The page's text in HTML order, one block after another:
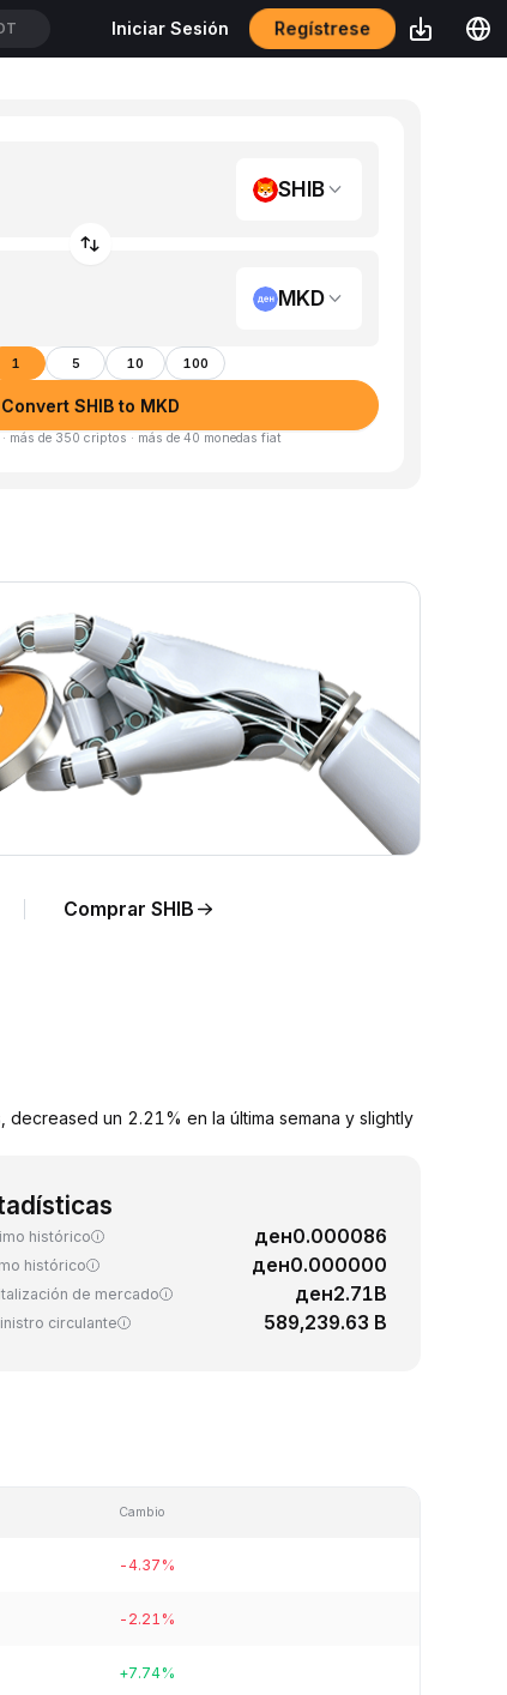
Iniciar Sesión Regístrese
SHIB
MKD
1 5 10 100
Convert SHIB to MKD
más de 350 criptos · más de 40 monedas fiat
Comprar SHIB
decreased un 2.21% en la última semana y slightly
histórico ден0.000086
histórico ден0.000000
de mercado ден2.71B
circulante 589,239.63 B
Cambio
-4.37%
-2.21%
+7.74%